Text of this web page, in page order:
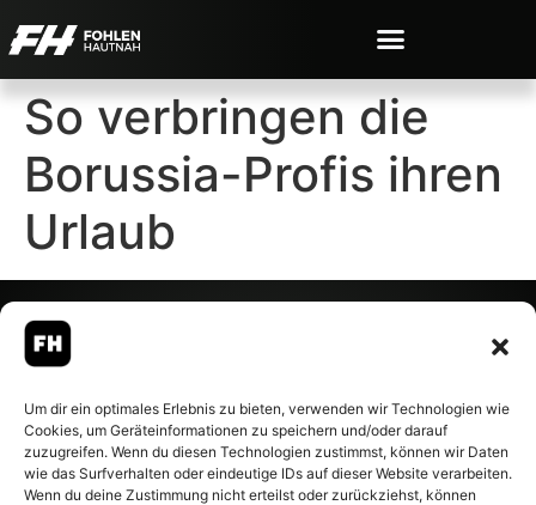
Um dir ein optimales Erlebnis zu bieten, verwenden wir Technologien wie
Cookies, um Geräteinformationen zu speichern und/oder darauf
zuzugreifen. Wenn du diesen Technologien zustimmst, können wir Daten
wie das Surfverhalten oder eindeutige IDs auf dieser Website verarbeiten.
Wenn du deine Zustimmung nicht erteilst oder zurückziehst, können
So verbringen die
Borussia-Profis ihren
Urlaub
– Alle rechte vorbehalten.
Fohlen-Hautnah.de ist ein
offiziell eingetragenes Magazin
bei der Deutschen